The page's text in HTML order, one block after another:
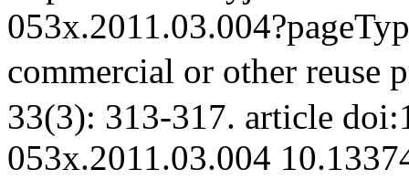
commercial or other reuse
33(3): 313-317. article
053x.2011.03.004